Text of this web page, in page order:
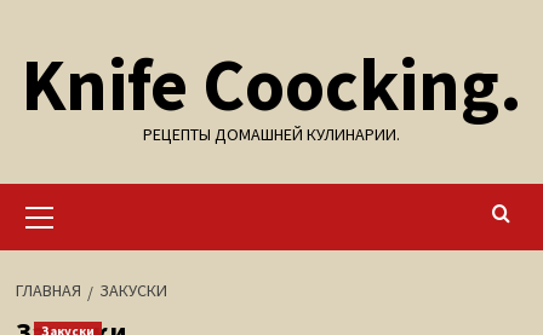
содержимому
Knife Coocking.
РЕЦЕПТЫ ДОМАШНЕЙ КУЛИНАРИИ.
меню
ГЛАВНАЯ ЗАКУСКИ
Закуски